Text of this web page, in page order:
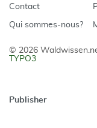
Contact
Qui sommes-nous?
© 2026
TYPO3
Publisher